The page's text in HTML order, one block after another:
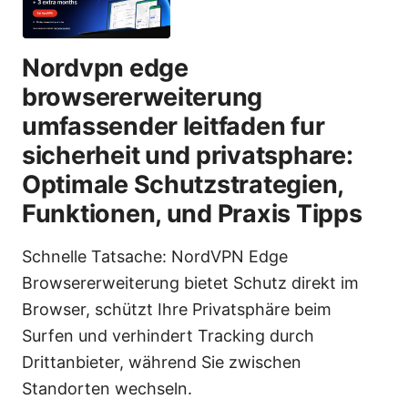
Nordvpn edge
browsererweiterung
umfassender leitfaden fur
sicherheit und privatsphare:
Optimale Schutzstrategien,
Funktionen, und Praxis Tipps
Schnelle Tatsache: NordVPN Edge
Browsererweiterung bietet Schutz direkt im
Browser, schützt Ihre Privatsphäre beim
Surfen und verhindert Tracking durch
Drittanbieter, während Sie zwischen
Standorten wechseln.